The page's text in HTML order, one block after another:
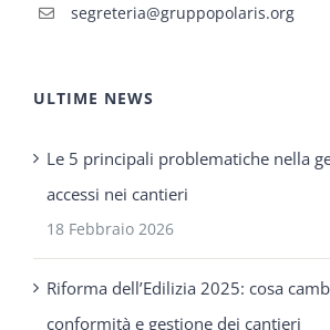
segreteria@gruppopolaris.org
ULTIME NEWS
Le 5 principali problematiche nella
accessi nei cantieri
18 Febbraio 2026
Riforma dell’Edilizia 2025: cosa
conformità e gestione dei cantieri